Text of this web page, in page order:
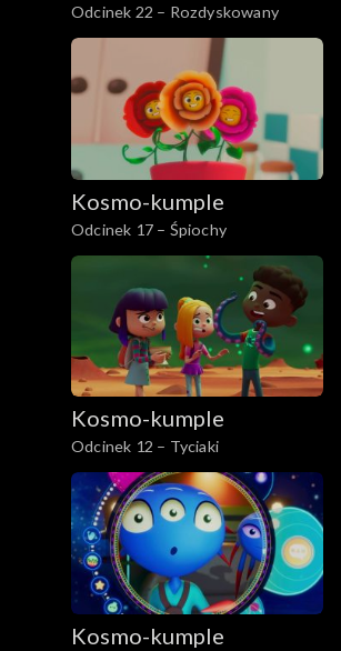
Odcinek 22 – Rozdyskowany
Kosmo-kumple
Odcinek 17 – Śpiochy
Kosmo-kumple
Odcinek 12 – Tyciaki
Kosmo-kumple